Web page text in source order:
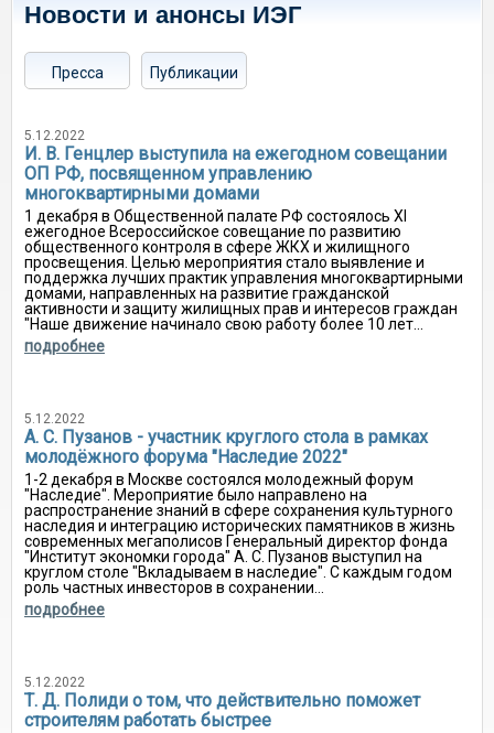
Новости и анонсы ИЭГ
Пресса Публикации
5.12.2022
И. В. Генцлер выступила на ежегодном совещании
ОП РФ, посвященном управлению
многоквартирными домами
1 декабря в Общественной палате РФ состоялось XI
ежегодное Всероссийское совещание по развитию
общественного контроля в сфере ЖКХ и жилищного
просвещения. Целью мероприятия стало выявление и
поддержка лучших практик управления многоквартирными
домами, направленных на развитие гражданской
активности и защиту жилищных прав и интересов граждан
"Наше движение начинало свою работу более 10 лет...
подробнее
5.12.2022
А. С. Пузанов - участник круглого стола в рамках
молодëжного форума "Наследие 2022"
1-2 декабря в Москве состоялся молодежный форум
"Наследие". Мероприятие было направлено на
распространение знаний в сфере сохранения культурного
наследия и интеграцию исторических памятников в жизнь
современных мегаполисов Генеральный директор фонда
"Институт экономки города" А. С. Пузанов выступил на
круглом столе "Вкладываем в наследие". С каждым годом
роль частных инвесторов в сохранении...
подробнее
5.12.2022
Т. Д. Полиди о том, что действительно поможет
строителям работать быстрее